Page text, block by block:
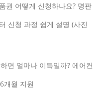
권 어떻게 신청하나요? 명판
신청 과정 쉽게 설명 (사진
면 얼마나 이득일까? 에어컨
개월 지원